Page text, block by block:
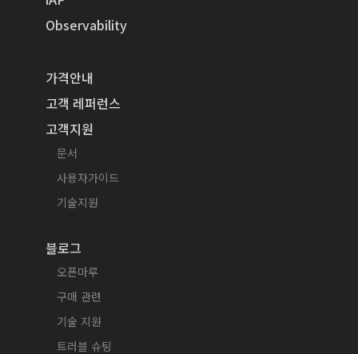
Observability
가격안내
고객 레퍼런스
고객지원
문서
사용자가이드
기술지원
블로그
오픈마루
구매 관련
기술 지원
트러블 슈팅